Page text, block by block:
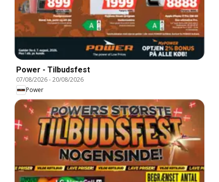
Power - Tilbudsfest
07/08/2026-20/08/2026
Power